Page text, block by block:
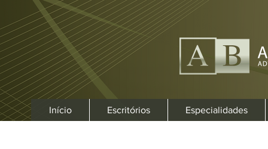
Início Escritórios Especialidades